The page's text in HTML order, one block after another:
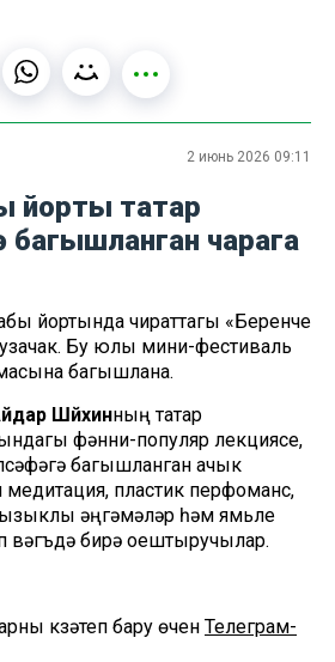
2 июнь 2026 09:11
йорты татар
багышланган чарага
йортында чираттагы «Беренче
Бу юлы мини-фестиваль
багышлана.
Шәйхинның татар
фәнни-популяр лекциясе,
багышланган ачык
медитация, пластик перфоманс,
әңгәмәләр һәм ямьле
вәгъдә бирә оештыручылар.
күзәтеп бару өчен Телеграм-